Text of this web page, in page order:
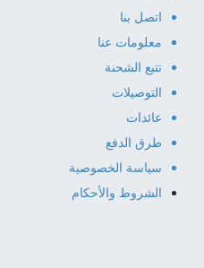
اتصل بنا
معلومات عنا
تتبع الشحنة
التوصيلات
عائدات
طرق الدفع
سياسة الخصوصية
الشروط والأحكام